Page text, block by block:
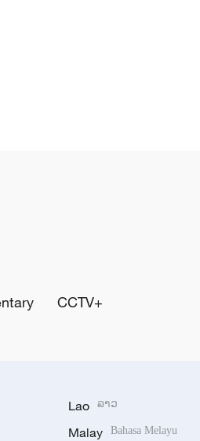
CCTV+
Lao ລາວ
Malay Bahasa Melayu